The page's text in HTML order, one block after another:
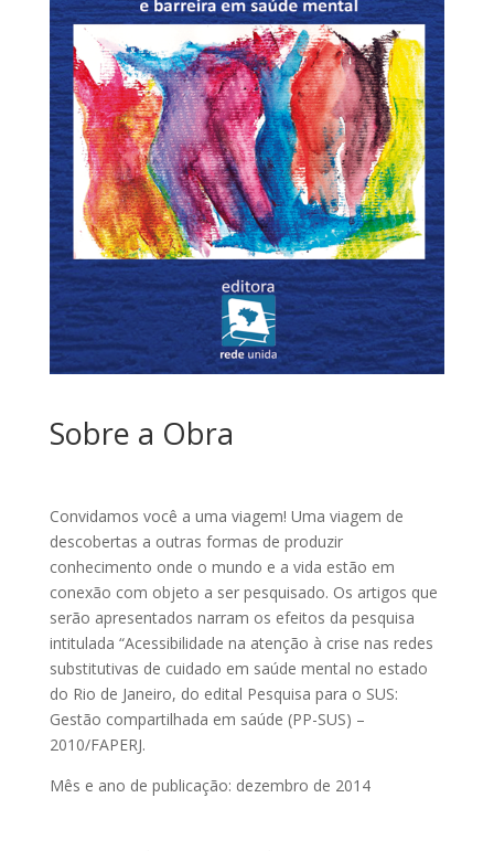
Sobre a Obra
Convidamos você a uma viagem! Uma viagem de
descobertas a outras formas de produzir
conhecimento onde o mundo e a vida estão em
conexão com objeto a ser pesquisado. Os artigos que
serão apresentados narram os efeitos da pesquisa
intitulada “Acessibilidade na atenção à crise nas redes
substitutivas de cuidado em saúde mental no estado
do Rio de Janeiro, do edital Pesquisa para o SUS:
Gestão compartilhada em saúde (PP-SUS) –
2010/FAPERJ.
Mês e ano de publicação: dezembro de 2014